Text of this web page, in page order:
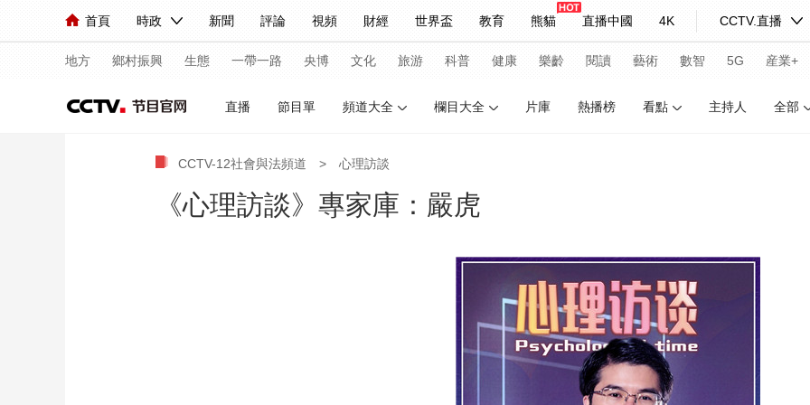
首頁 時政 新聞 評論 視頻 財經 世界盃 教育 熊貓 直播中國 4K CCTV.直播
人民領袖習近平 聯播+ 中國領導人 央視快評 習式妙語 熱解讀 天天學習
直播 片庫 欄目大全 節目單 聽音 微視頻 主持人 下載央視影音
海外頻道 iPanda English Монгол
地方 鄉村振興 生態 一帶一路 央博 文化 旅游 科普 健康 樂齡 閱讀 藝術 數智 5G 産業+
國內 國際 評論 經濟 軍事 科技 法治
4K專區 全景新聞
人生第一次 人生第二次
CBA NBA 中超 國足 國際足球
冰雪道路 足球道路
直播 節目單 頻道大全 欄目大全 片庫 熱播榜 看點 主持人 全部
CCTV-12社會與法頻道 > 心理訪談
《心理訪談》專家庫：嚴虎